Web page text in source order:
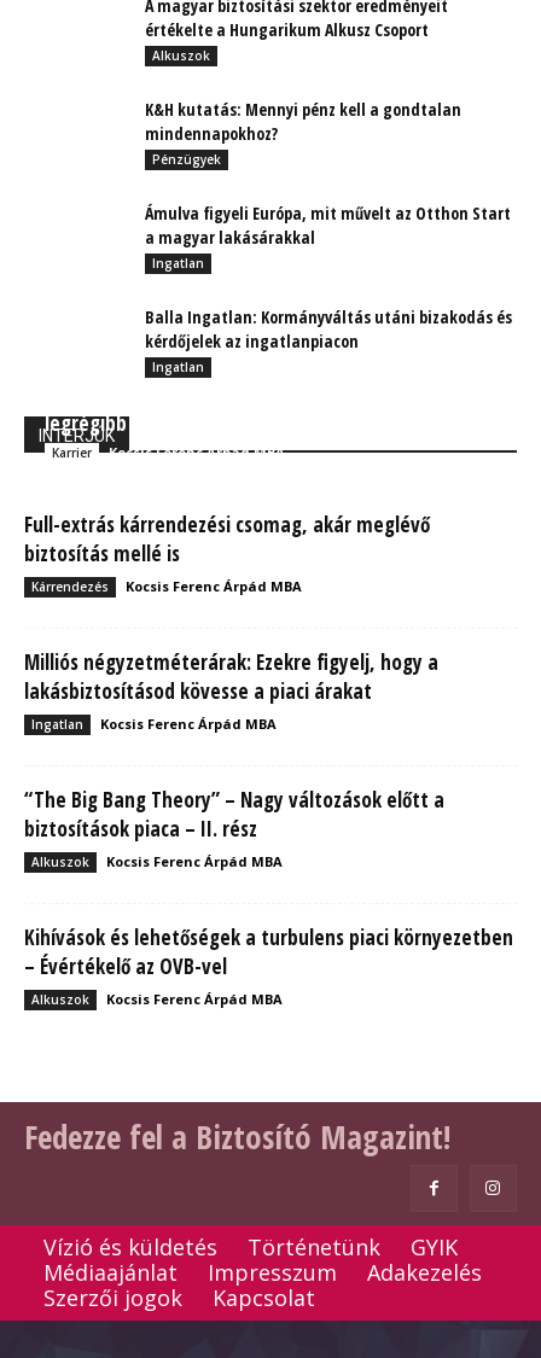
A magyar biztosítási szektor eredményeit
értékelte a Hungarikum Alkusz Csoport
Alkuszok
K&H kutatás: Mennyi pénz kell a gondtalan
mindennapokhoz?
Pénzügyek
Ámulva figyeli Európa, mit művelt az Otthon Start
a magyar lakásárakkal
Ingatlan
Balla Ingatlan: Kormányváltás utáni bizakodás és
kérdőjelek az ingatlanpiacon
Ingatlan
INTERJÚK
legrégibb biztosítási alkuszcég Magyarországon
Karrier Kocsis Ferenc Árpád MBA
Full-extrás kárrendezési csomag, akár meglévő
biztosítás mellé is
Kárrendezés Kocsis Ferenc Árpád MBA
Milliós négyzetméterárak: Ezekre figyelj, hogy a
lakásbiztosításod kövesse a piaci árakat
Ingatlan Kocsis Ferenc Árpád MBA
“The Big Bang Theory” – Nagy változások előtt a
biztosítások piaca – II. rész
Alkuszok Kocsis Ferenc Árpád MBA
Kihívások és lehetőségek a turbulens piaci környezetben
– Évértékelő az OVB-vel
Alkuszok Kocsis Ferenc Árpád MBA
Fedezze fel a Biztosító Magazint!
Vízió és küldetés Történetünk
GYIK
Médiaajánlat
Impresszum
Adakezelés
Szerzői jogok
Kapcsolat